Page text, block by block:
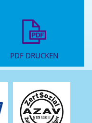
PDF DRUCKEN